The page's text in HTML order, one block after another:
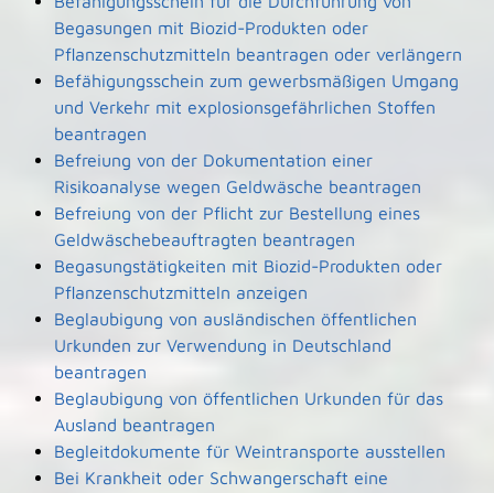
Begasungen mit Biozid-Produkten oder
Pflanzenschutzmitteln beantragen oder verlängern
Befähigungsschein zum gewerbsmäßigen Umgang
und Verkehr mit explosionsgefährlichen Stoffen
beantragen
Befreiung von der Dokumentation einer
Risikoanalyse wegen Geldwäsche beantragen
Befreiung von der Pflicht zur Bestellung eines
Geldwäschebeauftragten beantragen
Begasungstätigkeiten mit Biozid-Produkten oder
Pflanzenschutzmitteln anzeigen
Beglaubigung von ausländischen öffentlichen
Urkunden zur Verwendung in Deutschland
beantragen
Beglaubigung von öffentlichen Urkunden für das
Ausland beantragen
Begleitdokumente für Weintransporte ausstellen
Bei Krankheit oder Schwangerschaft eine